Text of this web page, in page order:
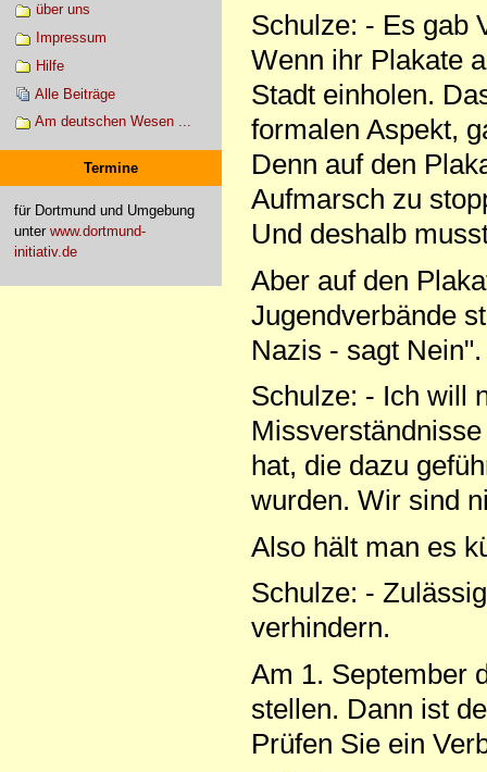
über uns
Impressum
Hilfe
Alle Beiträge
Am deutschen Wesen ...
Termine
für Dortmund und Umgebung
unter www.dortmund-
initiativ.de
Schulze: - Es gab
Wenn ihr Plakate
Stadt einholen.
formalen Aspekt,
Denn auf den
Aufmarsch zu
Und deshalb
Aber auf den
Jugendverbände
Nazis - sagt Nein".
Schulze: - Ich will
hat, die dazu
wurden. Wir sind
Also hält man es
Schulze: -
verhindern.
Am 1. September
stellen. Dann ist
Prüfen Sie ein